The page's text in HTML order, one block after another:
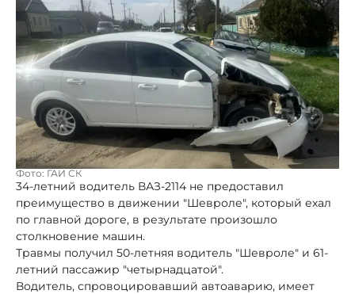
Фото: ГАИ СК
34-летний водитель ВАЗ-2114 не предоставил
преимущество в движении "Шевроле", который ехал
по главной дороге, в результате произошло
столкновение машин.
Травмы получил 50-летняя водитель "Шевроле" и 61-
летний пассажир "четырнадцатой".
Водитель, спровоцировавший автоаварию, имеет